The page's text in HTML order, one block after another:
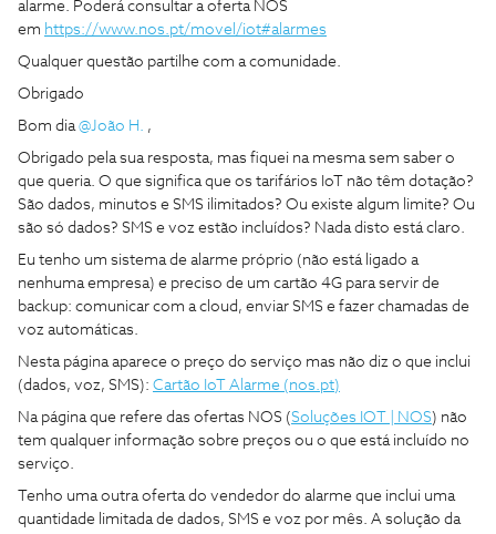
alarme. Poderá consultar a oferta NOS
em https://www.nos.pt/movel/iot#alarmes
Qualquer questão partilhe com a comunidade.
Obrigado
Bom dia@João H. ,
Obrigado pela sua resposta, mas fiquei na mesma sem saber o
que queria. O que significa que os tarifários IoT não têm dotação?
São dados, minutos e SMS ilimitados? Ou existe algum limite? Ou
são só dados? SMS e voz estão incluídos? Nada disto está claro.
Eu tenho um sistema de alarme próprio (não está ligado a
nenhuma empresa) e preciso de um cartão 4G para servir de
backup: comunicar com a cloud, enviar SMS e fazer chamadas de
voz automáticas.
Nesta página aparece o preço do serviço mas não diz o que inclui
(dados, voz, SMS): Cartão IoT Alarme (nos.pt)
Na página que refere das ofertas NOS (Soluções IOT | NOS) não
tem qualquer informação sobre preços ou o que está incluído no
serviço.
Tenho uma outra oferta do vendedor do alarme que inclui uma
quantidade limitada de dados, SMS e voz por mês. A solução da